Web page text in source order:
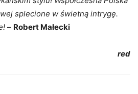
splecione w świetną intrygę.
– Robert Małecki
red